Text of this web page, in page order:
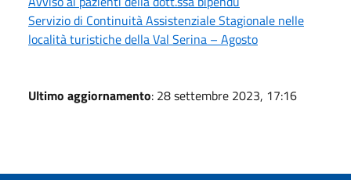
Servizio di Continuità Assistenziale Stagionale nelle
località turistiche della Val Serina – Agosto
Ultimo aggiornamento: 28 settembre 2023, 17:16